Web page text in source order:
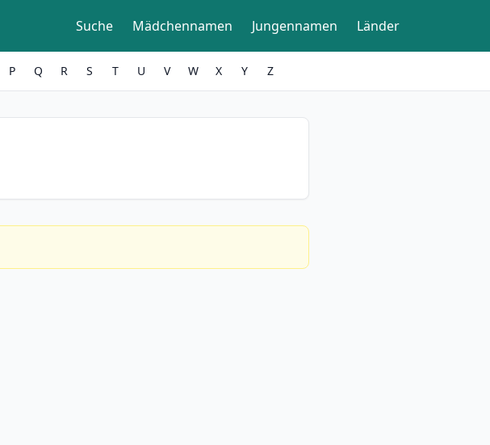
Suche Mädchennamen Jungennamen Länder
P Q R S T U V W X Y Z